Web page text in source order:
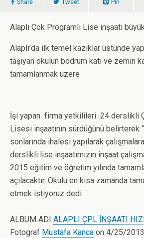
Share Tweet Pin
Alaplı Çok Programlı Lise inşaatı
Alaplı’da ilk temel kazıklar üstünde
taşıyan okulun bodrum katı ve zemin
tamamlanmak üzere
İşi yapan firma yetkilileri 24 derslikli
Lisesi inşaatının sürdüğünü belirterek
sonlarında ihalesi yapılarak
derslikli lise inşaatımızın inşaat
2015 eğitim ve öğretim yılında
açılacaktır. Okulu en kısa zamanda
etmek istiyoruz dedi
ALBUM ADI ALAPLI ÇPL İNŞAATI
Fotograf Mustafa Kanca on 4/25/